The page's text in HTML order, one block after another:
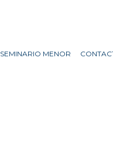
SEMINARIO MENOR